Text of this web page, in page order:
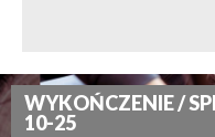
WYKOŃCZENIE /
10-25